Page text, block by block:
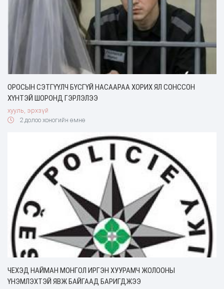
ОРОСЫН СЭТГҮҮЛЧ БҮСГҮЙ НАСААРАА ХОРИХ ЯЛ СОНССОН
ХҮНТЭЙ ШОРОНД ГЭРЛЭЛЭЭ
хууль, эрхзүй
2 долоо хоногийн өмнө
ЧЕХЭД НАЙМАН МОНГОЛ ИРГЭН ХУУРАМЧ ЖОЛООНЫ
ҮНЭМЛЭХТЭЙ ЯВЖ БАЙГААД БАРИГДЖЭЭ